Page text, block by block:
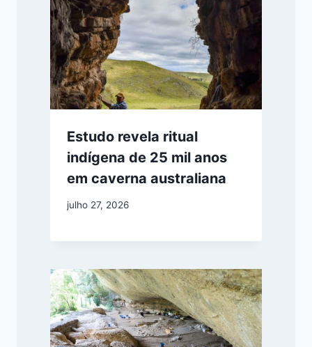
Estudo revela ritual
indígena de 25 mil anos
em caverna australiana
julho 27, 2026